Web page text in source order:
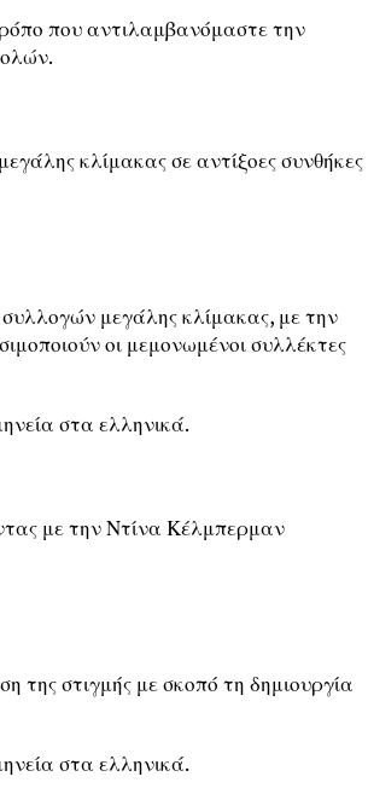
που αντιλαμβανόμαστε την
κλίμακας σε αντίξοες συνθήκες
μεγάλης κλίμακας, με την
οι μεμονωμένοι συλλέκτες
στα ελληνικά.
με την Ντίνα Κέλμπερμαν
της στιγμής με σκοπό τη δημιουργία
στα ελληνικά.